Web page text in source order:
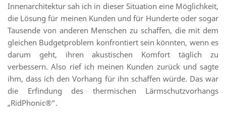
Innenarchitektur sah ich in dieser Situation eine Möglichkeit,
die Lösung für meinen Kunden und für Hunderte oder sogar
Tausende von anderen Menschen zu schaffen, die mit dem
gleichen Budgetproblem konfrontiert sein könnten, wenn es
darum geht, ihren akustischen Komfort täglich zu
verbessern. Also rief ich meinen Kunden zurück und sagte
ihm, dass ich den Vorhang für ihn schaffen würde. Das war
die Erfindung des thermischen Lärmschutzvorhangs
„RidPhonic®“.